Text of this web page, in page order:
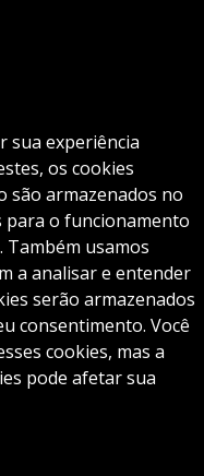
sua experiência
os cookies
são armazenados no
para o funcionamento
Também usamos
a analisar e entender
serão armazenados
consentimento. Você
cookies, mas a
pode afetar sua